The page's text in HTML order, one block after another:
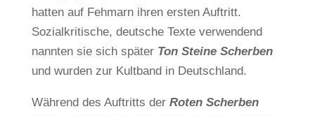
hatten auf Fehmarn ihren ersten Auftritt.
Sozialkritische, deutsche Texte verwendend
nannten sie sich später Ton Steine Scherben
und wurden zur Kultband in Deutschland.
Während des Auftritts der Roten Scherben